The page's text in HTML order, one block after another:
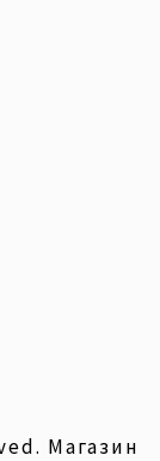
Магазин